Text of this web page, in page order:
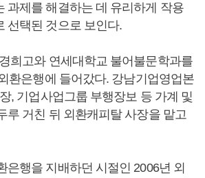
과제를 해결하는 데 유리하게 작용
선택된 것으로 보인다.
희고와 연세대학교 불어불문학과를
환은행에 들어갔다. 강남기업영업본
, 기업사업그룹 부행장보 등 가계 및
루 거친 뒤 외환캐피탈 사장을 맡고
은행을 지배하던 시절인 2006년 외